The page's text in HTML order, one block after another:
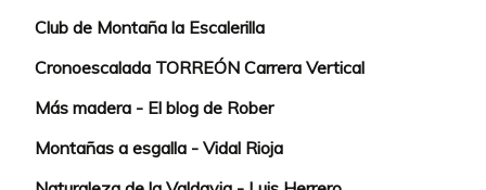
Club de Montaña la Escalerilla
Cronoescalada TORREÓN Carrera Vertical
Más madera - El blog de Rober
Montañas a esgalla - Vidal Rioja